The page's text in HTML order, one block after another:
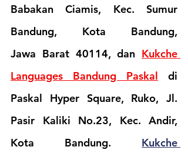
Babakan Ciamis, Kec. Sumur
Bandung, Kota Bandung,
Jawa Barat 40114, dan Kukche
Languages Bandung Paskal
di
Paskal Hyper Square, Ruko, Jl.
Pasir Kaliki No.23, Kec. Andir,
Kota Bandung. Kukche